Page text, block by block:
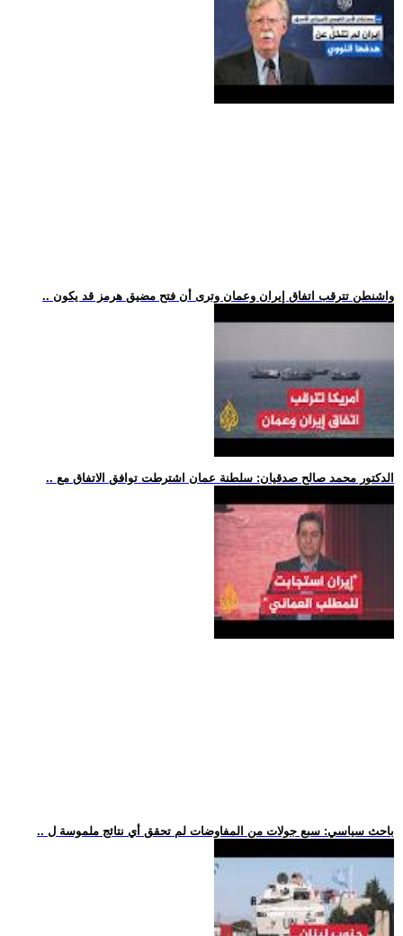
.. واشنطن تترقب اتفاق إيران وعمان وترى أن فتح مضيق هرمز قد يكون
.. الدكتور محمد صالح صدقيان: سلطنة عمان اشترطت توافق الاتفاق مع
.. باحث سياسي: سبع جولات من المفاوضات لم تحقق أي نتائج ملموسة ل